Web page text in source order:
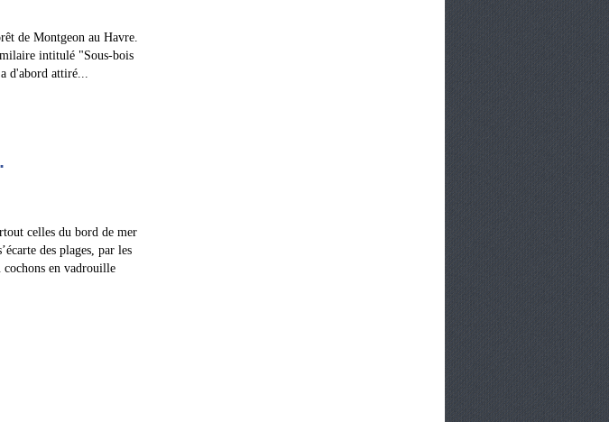
de Montgeon au Havre.
intitulé "Sous-bois
d'abord attiré...
celles du bord de mer
des plages, par les
cochons en vadrouille